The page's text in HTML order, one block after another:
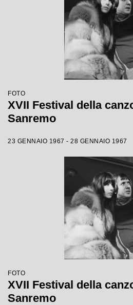
FOTO
XVII Festival della
Sanremo
23 GENNAIO 1967 - 28 GENNAIO 1967
FOTO
XVII Festival della
Sanremo